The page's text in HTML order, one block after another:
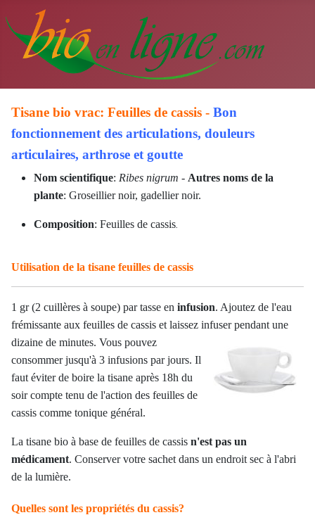
Tisane bio vrac: Feuilles de cassis - Bon
fonctionnement des articulations, douleurs
articulaires, arthrose et goutte
Nom scientifique: Ribes nigrum - Autres noms de la
plante: Groseillier noir, gadellier noir.
Composition: Feuilles de cassis.
Utilisation de la tisane feuilles de cassis
1 gr (2 cuillères à soupe) par tasse en infusion. Ajoutez de l'eau
frémissante aux feuilles de cassis et laissez infuser pendant une
dizaine de minutes. Vous pouvez
consommer jusqu'à 3 infusions par jours. Il
faut éviter de boire la tisane après 18h du
soir compte tenu de l'action des feuilles de
cassis comme tonique général.
La tisane bio à base de feuilles de cassis n'est pas un
médicament. Conserver votre sachet dans un endroit sec à l'abri
de la lumière.
Quelles sont les propriétés du cassis?